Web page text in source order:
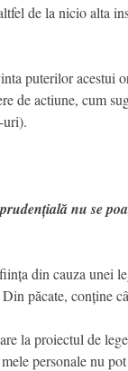
de la nicio alta
puterilor acestui
de actiune, cum
uri).
nu se
din cauza unei
păcate, conține
la proiectul de
personale nu